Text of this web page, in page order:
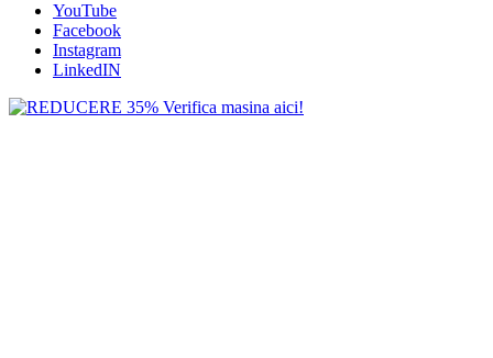
YouTube
Facebook
Instagram
LinkedIN